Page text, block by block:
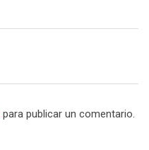
para publicar un comentario.